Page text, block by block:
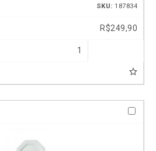
SKU: 187834
R$249,90
1